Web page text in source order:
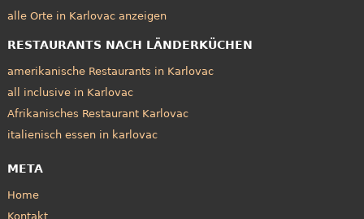
alle Orte in Karlovac anzeigen
RESTAURANTS NACH LÄNDERKÜCHEN
amerikanische Restaurants in Karlovac
all inclusive in Karlovac
Afrikanisches Restaurant Karlovac
italienisch essen in karlovac
META
Home
Kontakt